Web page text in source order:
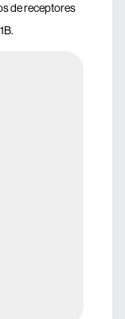
de receptores